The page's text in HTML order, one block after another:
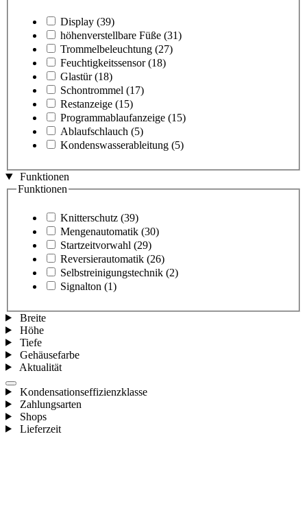
Display (39)
höhenverstellbare Füße (31)
Trommelbeleuchtung (27)
Feuchtigkeitssensor (18)
Glastür (18)
Schontrommel (17)
Restanzeige (15)
Programmablaufanzeige (15)
Ablaufschlauch (5)
Kondenswasserableitung (5)
Funktionen
Funktionen
Knitterschutz (39)
Mengenautomatik (30)
Startzeitvorwahl (29)
Reversierautomatik (26)
Selbstreinigungstechnik (2)
Signalton (1)
Breite
Höhe
Tiefe
Gehäusefarbe
Aktualität
Kondensationseffizienzklasse
Zahlungsarten
Shops
Lieferzeit